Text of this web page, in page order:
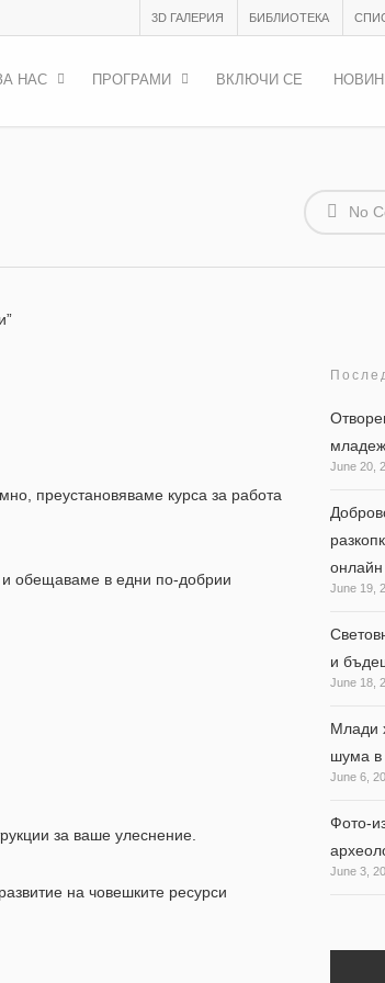
3D ГАЛЕРИЯ БИБЛИОТЕКА
НАС ПРОГРАМИ ВКЛЮЧИ СЕ
No
преустановяваме курса за работа
обещаваме в едни по-добрии
за ваше улеснение.
на човешките ресурси
June 20,
онлайн
June 19,
и
June 18,
Млади
шума в
June 6,
Фото-
June 3,